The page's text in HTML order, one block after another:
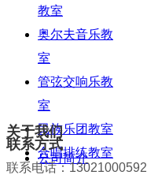
教室
奥尔夫音乐教
室
管弦交响乐教
室
民族乐团教室
合唱排练教室
关于我们
公司简介
联系方式
联系电话：13021000592